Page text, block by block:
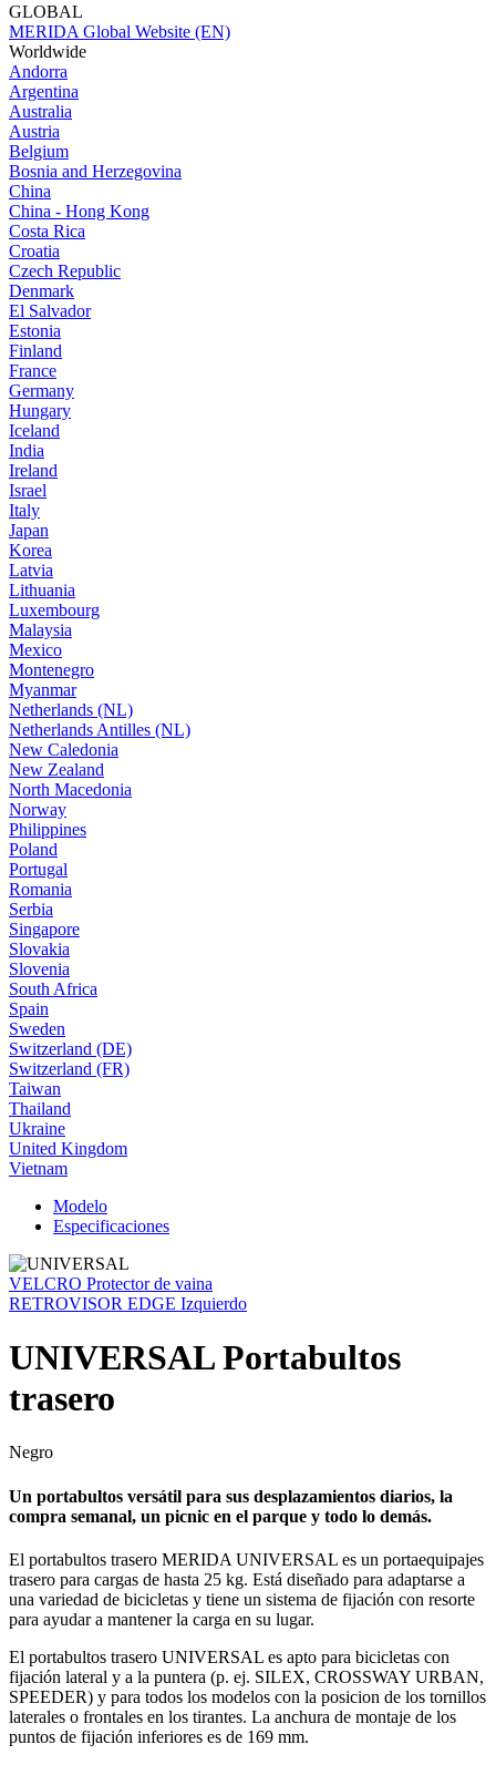
GLOBAL
MERIDA Global Website (EN)
Worldwide
Andorra
Argentina
Australia
Austria
Belgium
Bosnia and Herzegovina
China
China - Hong Kong
Costa Rica
Croatia
Czech Republic
Denmark
El Salvador
Estonia
Finland
France
Germany
Hungary
Iceland
India
Ireland
Israel
Italy
Japan
Korea
Latvia
Lithuania
Luxembourg
Malaysia
Mexico
Montenegro
Myanmar
Netherlands (NL)
Netherlands Antilles (NL)
New Caledonia
New Zealand
North Macedonia
Norway
Philippines
Poland
Portugal
Romania
Serbia
Singapore
Slovakia
Slovenia
South Africa
Spain
Sweden
Switzerland (DE)
Switzerland (FR)
Taiwan
Thailand
Ukraine
United Kingdom
Vietnam
Modelo
Especificaciones
VELCRO Protector de vaina
RETROVISOR EDGE Izquierdo
UNIVERSAL Portabultos
trasero
Negro
Un portabultos versátil para sus desplazamientos diarios, la
compra semanal, un picnic en el parque y todo lo demás.
El portabultos trasero MERIDA UNIVERSAL es un portaequipajes
trasero para cargas de hasta 25 kg. Está diseñado para adaptarse a
una variedad de bicicletas y tiene un sistema de fijación con resorte
para ayudar a mantener la carga en su lugar.
El portabultos trasero UNIVERSAL es apto para bicicletas con
fijación lateral y a la puntera (p. ej. SILEX, CROSSWAY URBAN,
SPEEDER) y para todos los modelos con la posicion de los tornillos
laterales o frontales en los tirantes. La anchura de montaje de los
puntos de fijación inferiores es de 169 mm.